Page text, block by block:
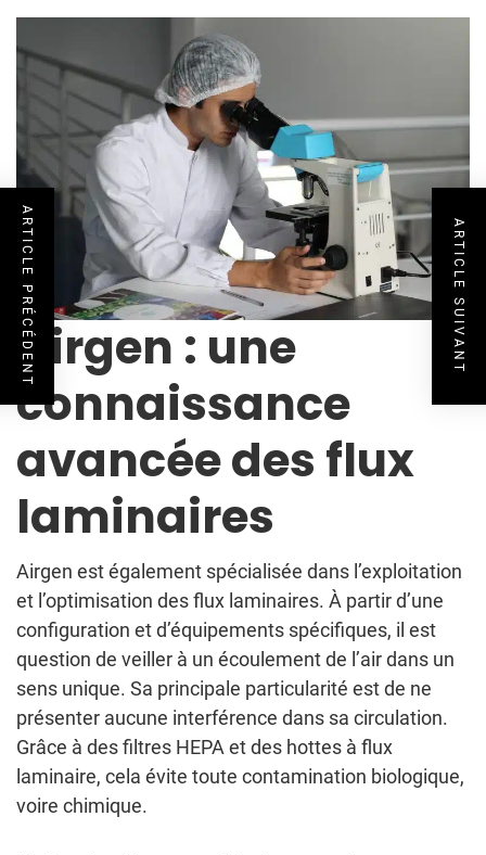
Airgen : une
connaissance
avancée des flux
laminaires
Airgen est également spécialisée dans l’exploitation
et l’optimisation des flux laminaires. À partir d’une
configuration et d’équipements spécifiques, il est
question de veiller à un écoulement de l’air dans un
sens unique. Sa principale particularité est de ne
présenter aucune interférence dans sa circulation.
Grâce à des filtres HEPA et des hottes à flux
laminaire, cela évite toute contamination biologique,
voire chimique.
ARTICLE PRÉCÉDENT ARTICLE SUIVANT